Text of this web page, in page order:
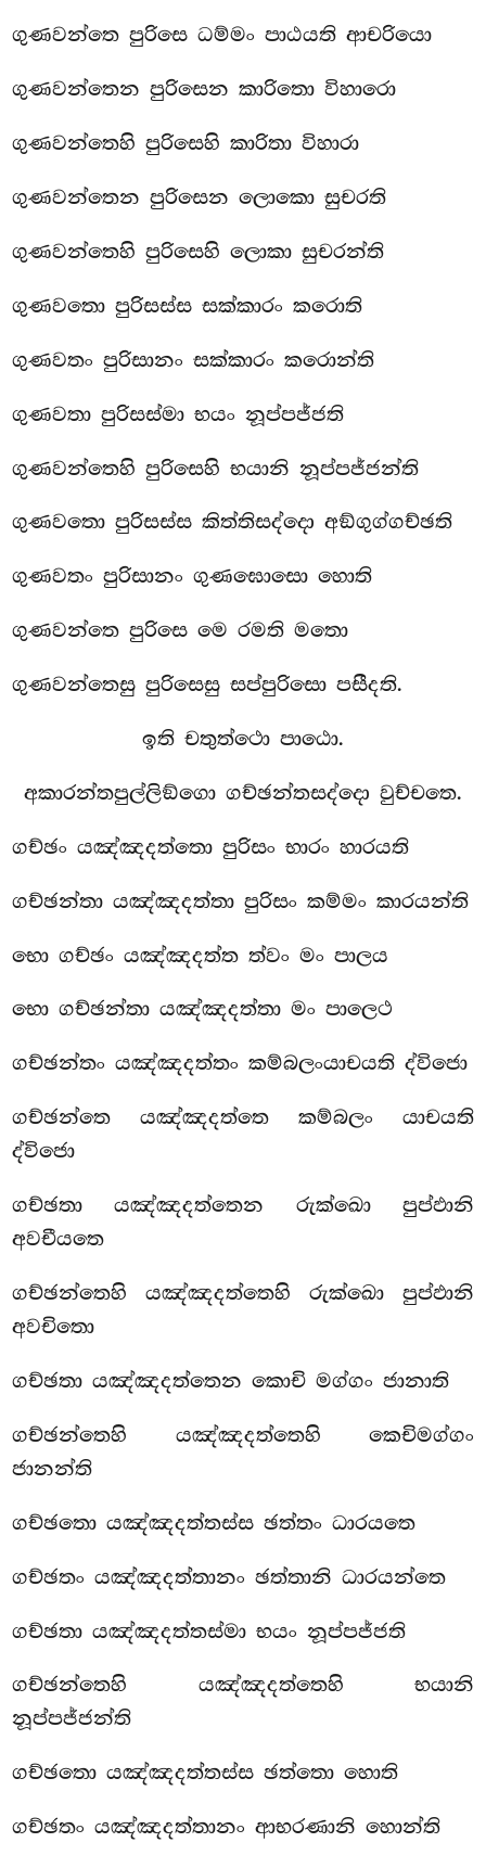
ගුණවන්තෙ පුරිසෙ ධම්මං පාඨයති ආචරියො
ගුණවන්තෙන පුරිසෙන කාරිතො විහාරො
ගුණවන්තෙහි පුරිසෙහි කාරිතා විහාරා
ගුණවන්තෙන පුරිසෙන ලොකො සුචරති
ගුණවන්තෙහි පුරිසෙහි ලොකා සුචරන්ති
ගුණවතො පුරිසස්ස සක්කාරං කරොති
ගුණවතං පුරිසානං සක්කාරං කරොන්ති
ගුණවතා පුරිසස්මා භයං නූප්පජ්ජති
ගුණවන්තෙහි පුරිසෙහි භයානි නූප්පජ්ජන්ති
ගුණවතො පුරිසස්ස කිත්තිසද්දො අඞ්ගුග්ගච්ඡති
ගුණවතං පුරිසානං ගුණඝොසො හොති
ගුණවන්තෙ පුරිසෙ මෙ රමති මතො
ගුණවන්තෙසු පුරිසෙසු සප්පුරිසො පසීදති.
ඉති චතුත්ථො පාඨො.
අකාරන්තපුල්ලිඞ්ගො ගච්ඡන්තසද්දො වුච්චතෙ.
ගච්ඡං යඤ්ඤදත්තො පුරිසං භාරං හාරයති
ගච්ඡන්තා යඤ්ඤදත්තා පුරිසං කම්මං කාරයන්ති
භො ගච්ඡං යඤ්ඤදත්ත ත්වං මං පාලය
භො ගච්ඡන්තා යඤ්ඤදත්තා මං පාලෙථ
ගච්ඡන්තං යඤ්ඤදත්තං කම්බලංයාචයති ද්විජො
ගච්ඡන්තෙ යඤ්ඤදත්තෙ කම්බලං යාචයති
ද්විජො
ගච්ඡතා යඤ්ඤදත්තෙන රුක්ඛො පුප්ඵානි
අවචීයතෙ
ගච්ඡන්තෙහි යඤ්ඤදත්තෙහි රුක්ඛො පුප්ඵානි
අවචිතො
ගච්ඡතා යඤ්ඤදත්තෙන කොචි මග්ගං ජානාති
ගච්ඡන්තෙහි යඤ්ඤදත්තෙහි කෙචිමග්ගං
ජානන්ති
ගච්ඡතො යඤ්ඤදත්තස්ස ඡත්තං ධාරයතෙ
ගච්ඡතං යඤ්ඤදත්තානං ඡත්තානි ධාරයන්තෙ
ගච්ඡතා යඤ්ඤදත්තස්මා භයං නූප්පජ්ජති
ගච්ඡන්තෙහි යඤ්ඤදත්තෙහි භයානි
නූප්පජ්ජන්ති
ගච්ඡතො යඤ්ඤදත්තස්ස ඡත්තො හොති
ගච්ඡතං යඤ්ඤදත්තානං ආභරණානි හොන්ති